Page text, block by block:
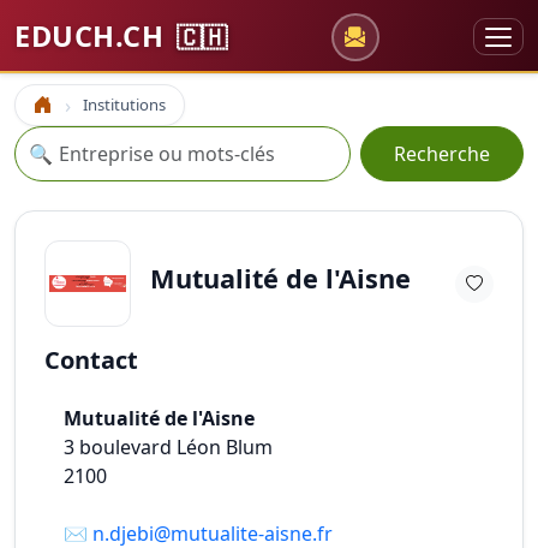
EDUCH.CH 🇨🇭
Accueil Institutions
Recherche
🔍 Recherche
Mutualité de l'Aisne
Contact
Mutualité de l'Aisne
3 boulevard Léon Blum
2100
✉️ n.djebi@mutualite-aisne.fr